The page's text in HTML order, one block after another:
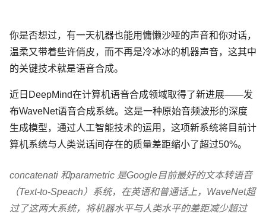
你是否想过，有一天机器也能用慵懒沙哑的声音和你对话，
温柔又带着些许俏皮，而不再是冷冰冰的机器声音，这其中
的关键技术就是语音合成。
近日DeepMind在计算机语音合成领域取得了新进展——发
布WaveNet语音合成系统。这是一种原始音频波形的深度
生成模型，通过人工智能技术的运用，这项新系统将目前计
算机系统与人类说话间存在的质量差距缩小了超过50%。
concatenati 和parametric 是Google目前最好的文本转语音
（Text-to-Speach）系统，在英语和普通话上，WaveNet超
过了这两大系统，将机器水平与人类水平的差距减少超过